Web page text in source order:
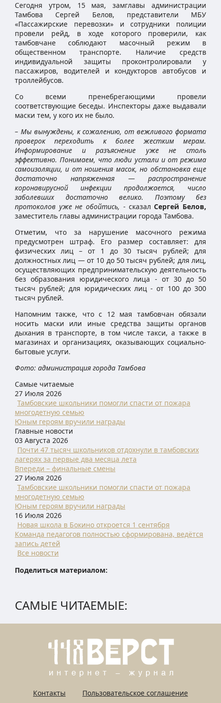
Сегодня утром, 15 мая, замглавы администрации
Тамбова Сергей Белов, представители МБУ
«Пассажирские перевозки» и сотрудники полиции
провели рейд, в ходе которого проверили, как
тамбовчане соблюдают масочный режим в
общественном транспорте. Наличие средств
индивидуальной защиты проконтролировали у
пассажиров, водителей и кондукторов автобусов и
троллейбусов.
Со всеми пренебрегающими провели
соответствующие беседы. Инспекторы даже выдавали
маски тем, у кого их не было.
– Мы вынуждены, к сожалению, от вежливого формата
проверок переходить к более жестким мерам.
Информирование и разъяснение уже не столь
эффективно. Понимаем, что люди устали и от режима
самоизоляции, и от ношения масок, но обстановка еще
достаточно напряженная — распространение
коронавирусной инфекции продолжается, число
заболевших достаточно велико. Поэтому без
протоколов уже не обойтись, -сказалСергей Белов,
заместитель главы администрации города Тамбова.
Отметим, что за нарушение масочного режима
предусмотрен штраф. Его размер составляет: для
физических лиц – от 1 до 30 тысяч рублей; для
должностных лиц — от 10 до 50 тысяч рублей; для лиц,
осуществляющих предпринимательскую деятельность
без образования юридического лица - от 30 до 50
тысяч рублей; для юридических лиц - от 100 до 300
тысяч рублей.
Напомним также, что с 12 мая тамбовчан обязали
носить маски или иные средства защиты органов
дыхания в транспорте, в том числе такси, а также в
магазинах и организациях, оказывающих социально-
бытовые услуги.
Фото: администрация города Тамбова
Самые читаемые
27 Июля 2026
Тамбовские школьники помогли спасти от пожара
многодетную семью
Юным героям вручили награды
Главные новости
03 Августа 2026
Почти 47 тысяч школьников отдохнули в тамбовских
лагерях за первые два месяца лета
Впереди – финальные смены
27 Июля 2026
Тамбовские школьники помогли спасти от пожара
многодетную семью
Юным героям вручили награды
16 Июля 2026
Новая школа в Бокино откроется 1 сентября
Команда педагогов полностью сформирована, ведётся
запись детей
Все новости
Поделиться материалом:
САМЫЕ ЧИТАЕМЫЕ:
Контакты
Пользовательское соглашение